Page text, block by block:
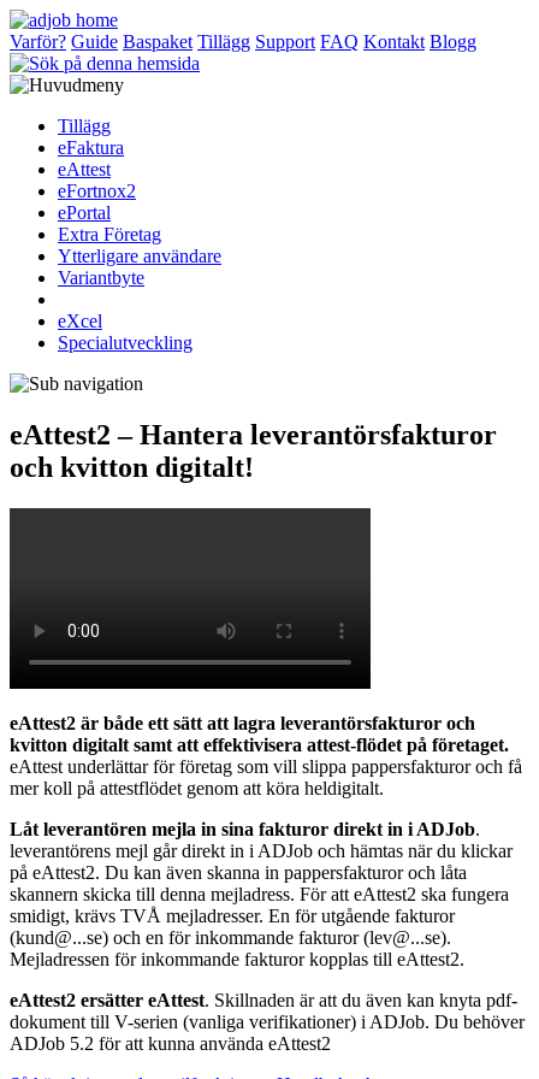
Varför? Guide Baspaket Tillägg Support FAQ Kontakt Blogg
Tillägg
eFaktura
eAttest
eFortnox2
ePortal
Extra Företag
Ytterligare användare
Variantbyte
eXcel
Specialutveckling
eAttest2 – Hantera leverantörsfakturor
och kvitton digitalt!
eAttest2 är både ett sätt att lagra leverantörsfakturor och
kvitton digitalt samt att effektivisera attest-flödet på företaget.
eAttest underlättar för företag som vill slippa pappersfakturor och få
mer koll på attestflödet genom att köra heldigitalt.
Låt leverantören mejla in sina fakturor direkt in i ADJob.
leverantörens mejl går direkt in i ADJob och hämtas när du klickar
på eAttest2. Du kan även skanna in pappersfakturor och låta
skannern skicka till denna mejladress. För att eAttest2 ska fungera
smidigt, krävs TVÅ mejladresser. En för utgående fakturor
(kund@...se) och en för inkommande fakturor (lev@...se).
Mejladressen för inkommande fakturor kopplas till eAttest2.
eAttest2 ersätter eAttest. Skillnaden är att du även kan knyta pdf-
dokument till V-serien (vanliga verifikationer) i ADJob. Du behöver
ADJob 5.2 för att kunna använda eAttest2